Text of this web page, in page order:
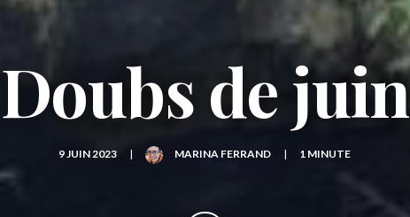
Doubs de juin
9 JUIN 2023 | MARINA FERRAND | 1 MINUTE